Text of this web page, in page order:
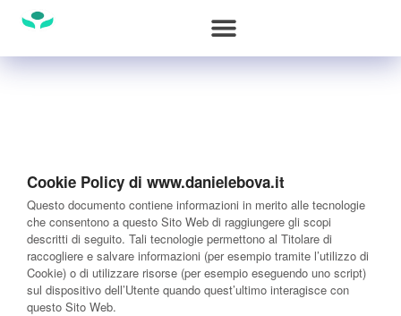
Cookie Policy di www.danielebova.it
Questo documento contiene informazioni in merito alle tecnologie
che consentono a questo Sito Web di raggiungere gli scopi
descritti di seguito. Tali tecnologie permettono al Titolare di
raccogliere e salvare informazioni (per esempio tramite l’utilizzo di
Cookie) o di utilizzare risorse (per esempio eseguendo uno script)
sul dispositivo dell’Utente quando quest’ultimo interagisce con
questo Sito Web.